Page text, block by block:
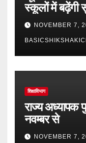
स्कूलों में बढ़ेंगी
NOVEMBER 7,
शिक्षाविभाग
राज्य अध्यापक
नवम्बर से
NOVEMBER 7,